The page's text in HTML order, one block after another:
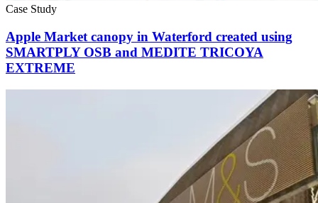
Case Study
Apple Market canopy in Waterford created using
SMARTPLY OSB and MEDITE TRICOYA
EXTREME